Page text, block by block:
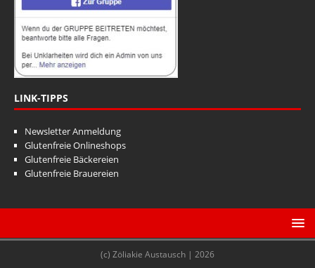
LINK-TIPPS
Newsletter Anmeldung
Glutenfreie Onlineshops
Glutenfreie Bäckereien
Glutenfreie Brauereien
(c) Zöliakie Austausch | 2026